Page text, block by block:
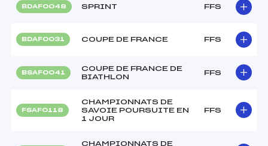
BDAF0048 SPRINT FFS
BDAF0031 COUPE DE FRANCE FFS
BSAF0041
COUPE DE FRANCE DE
BIATHLON
FFS
FSAF0118
CHAMPIONNATS DE
SAVOIE POURSUITE EN
1 JOUR
FFS
CHAMPIONNATS DE